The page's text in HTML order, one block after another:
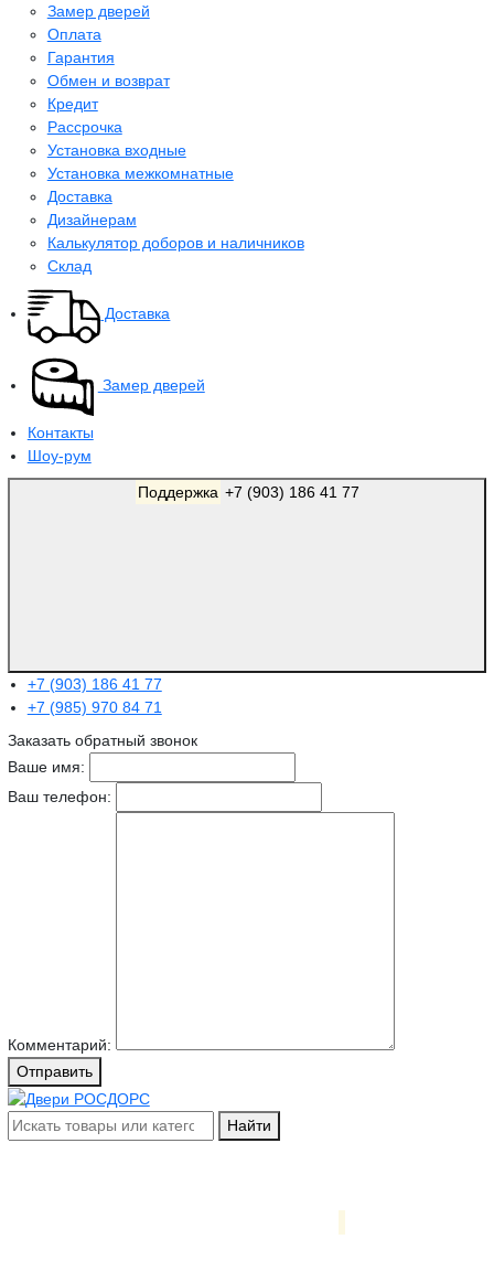
Замер дверей
Оплата
Гарантия
Обмен и возврат
Кредит
Рассрочка
Установка входные
Установка межкомнатные
Доставка
Дизайнерам
Калькулятор доборов и наличников
Склад
Доставка
Замер дверей
Контакты
Шоу-рум
Поддержка
+7 (903) 186 41 77
+7 (985) 970 84 71
Заказать обратный звонок
Ваше имя:
Ваш телефон:
Комментарий:
Отправить
Найти